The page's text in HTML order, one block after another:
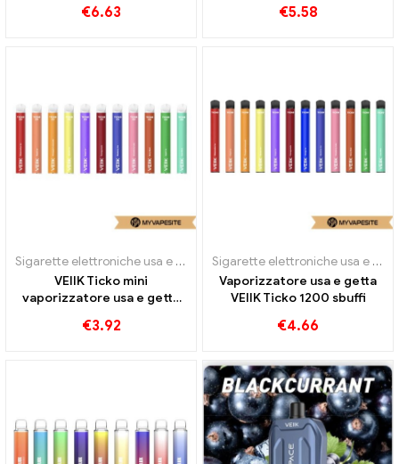
€6.63 €5.58
Sigarette elettroniche usa e getta
VEIIK Ticko mini
vaporizzatore usa e getta
€3.92
Sigarette elettroniche usa e getta
Vaporizzatore usa e getta
VEIIK Ticko 1200 sbuffi
€4.66